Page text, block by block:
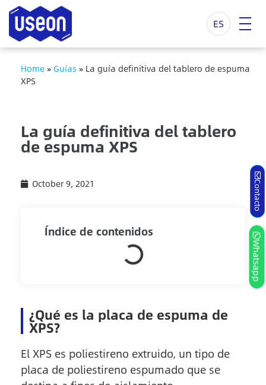
ES
Home» Guías » La guía definitiva del tablero de espuma
XPS
La guía definitiva del tablero
de espuma XPS
October 9, 2021
Índice de contenidos
¿Qué es la placa de espuma de
XPS?
El XPS es poliestireno extruido, un tipo de
placa de poliestireno espumado que se
Contacto
Whatsapp